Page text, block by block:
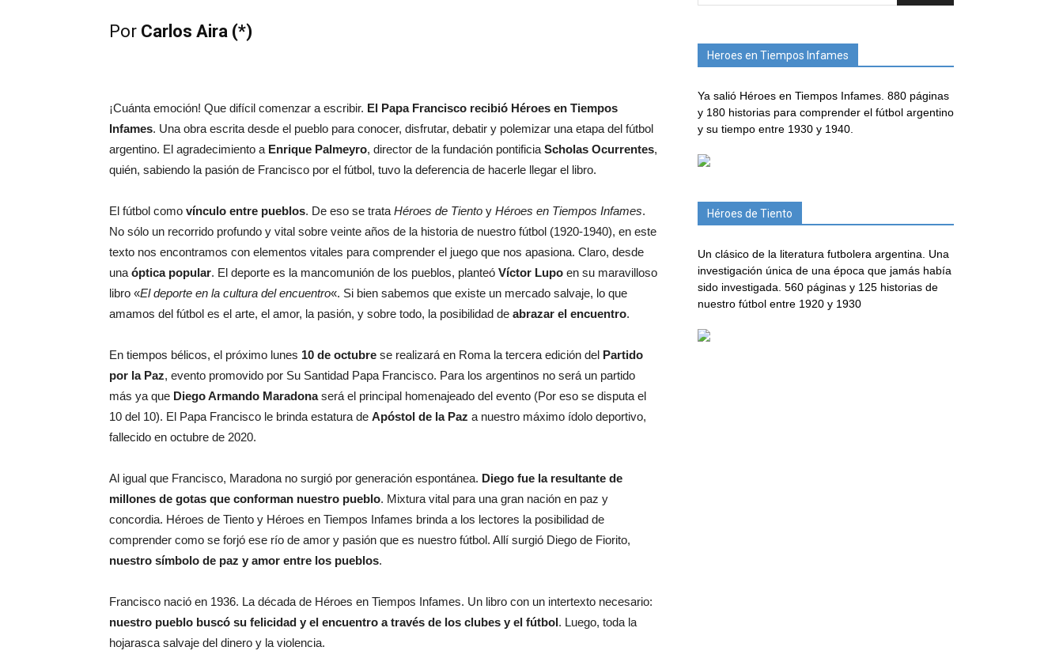
Por Carlos Aira (*)
¡Cuánta emoción! Que difícil comenzar a escribir. El Papa Francisco recibió Héroes en Tiempos
Infames. Una obra escrita desde el pueblo para conocer, disfrutar, debatir y polemizar una etapa del fútbol
argentino. El agradecimiento a Enrique Palmeyro, director de la fundación pontificia Scholas Ocurrentes,
quién, sabiendo la pasión de Francisco por el fútbol, tuvo la deferencia de hacerle llegar el libro.
El fútbol como vínculo entre pueblos. De eso se trata Héroes de Tiento y Héroes en Tiempos Infames.
No sólo un recorrido profundo y vital sobre veinte años de la historia de nuestro fútbol (1920-1940), en este
texto nos encontramos con elementos vitales para comprender el juego que nos apasiona. Claro, desde
una óptica popular. El deporte es la mancomunión de los pueblos, planteó Víctor Lupo en su maravilloso
libro «El deporte en la cultura del encuentro«. Si bien sabemos que existe un mercado salvaje, lo que
amamos del fútbol es el arte, el amor, la pasión, y sobre todo, la posibilidad de abrazar el encuentro.
En tiempos bélicos, el próximo lunes 10 de octubre se realizará en Roma la tercera edición del Partido
por la Paz, evento promovido por Su Santidad Papa Francisco. Para los argentinos no será un partido
más ya que Diego Armando Maradonaserá el principal homenajeado del evento (Por eso se disputa el
10 del 10). El Papa Francisco le brinda estatura de Apóstol de la Paz a nuestro máximo ídolo deportivo,
fallecido en octubre de 2020.
Al igual que Francisco, Maradona no surgió por generación espontánea. Diego fue la resultante de
millones de gotas que conforman nuestro pueblo. Mixtura vital para una gran nación en paz y
concordia. Héroes de Tiento y Héroes en Tiempos Infames brinda a los lectores la posibilidad de
comprender como se forjó ese río de amor y pasión que es nuestro fútbol. Allí surgió Diego de Fiorito,
nuestro símbolo de paz y amor entre los pueblos.
Francisco nació en 1936. La década de Héroes en Tiempos Infames. Un libro con un intertexto necesario:
nuestro pueblo buscó su felicidad y el encuentro a través de los clubes y el fútbol. Luego, toda la
hojarasca salvaje del dinero y la violencia.
Heroes en Tiempos Infames
Ya salió Héroes en Tiempos Infames. 880 páginas
y 180 historias para comprender el fútbol argentino
y su tiempo entre 1930 y 1940.
Héroes de Tiento
Un clásico de la literatura futbolera argentina. Una
investigación única de una época que jamás había
sido investigada. 560 páginas y 125 historias de
nuestro fútbol entre 1920 y 1930